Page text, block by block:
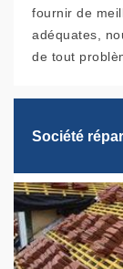
fournir de
adéquates,
de tout
Société